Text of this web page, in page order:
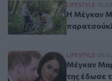
Η Μέγκαν
LIFESTYLE
Η Μέγκαν
Μέγκαν
LIFESTYLE
Μέγκαν
της έδωσε